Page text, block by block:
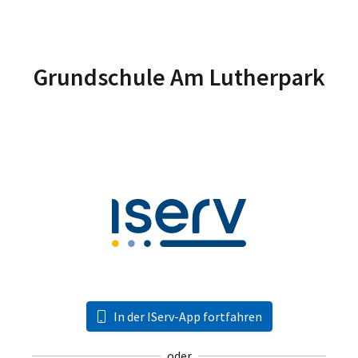
Grundschule Am Lutherpark
In der IServ-App fortfahren